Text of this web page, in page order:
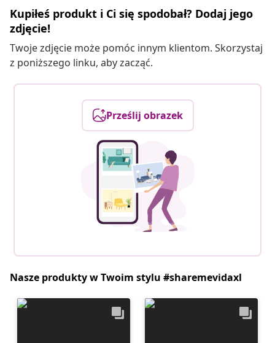
Kupiłeś produkt i Ci się spodobał? Dodaj jego
zdjęcie!
Twoje zdjęcie może pomóc innym klientom. Skorzystaj
z poniższego linku, aby zacząć.
Prześlij obrazek
Nasze produkty w Twoim stylu #sharemevidaxl